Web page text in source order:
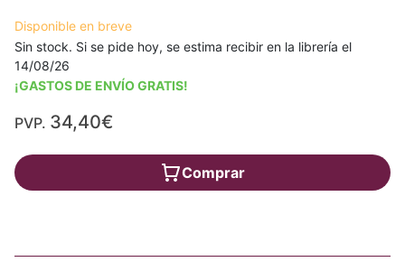
Disponible en breve
Sin stock. Si se pide hoy, se estima recibir en la librería el
14/08/26
¡GASTOS DE ENVÍO GRATIS!
PVP. 34,40€
Comprar